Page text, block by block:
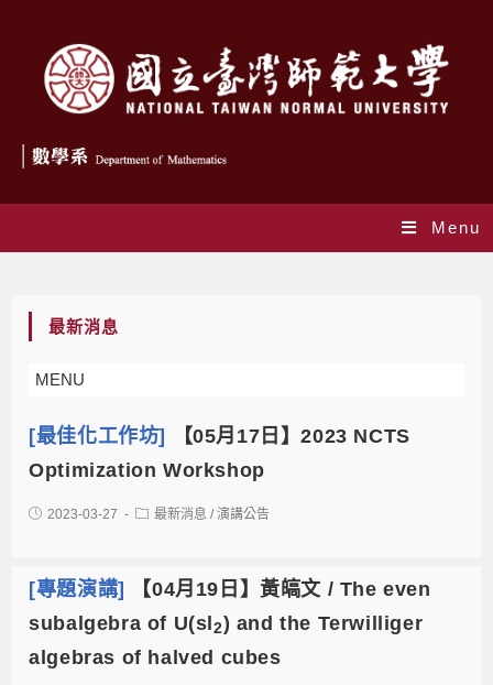
Menu
最新消息
MENU
[最佳化工作坊]
【05月17日】2023 NCTS
Optimization Workshop
2023-03-27 最新消息 / 演講公告
[專題演講]
【04月19日】黃皜文 / The even
subalgebra of U(sl2) and the Terwilliger
algebras of halved cubes